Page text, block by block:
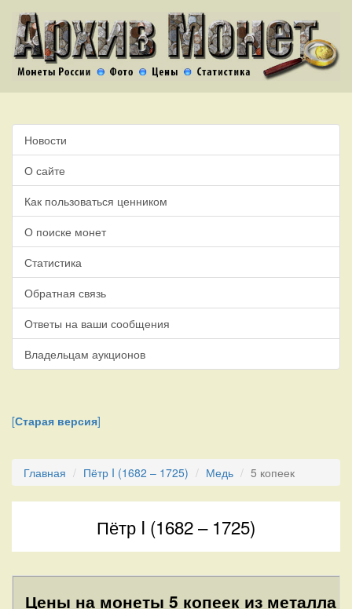
Новости
О сайте
Как пользоваться ценником
О поиске монет
Статистика
Обратная связь
Ответы на ваши сообщения
Владельцам аукционов
[Старая версия]
Главная Пётр I (1682 – 1725) Медь 5 копеек
Пётр I (1682 – 1725)
Цены на монеты 5 копеек из металла